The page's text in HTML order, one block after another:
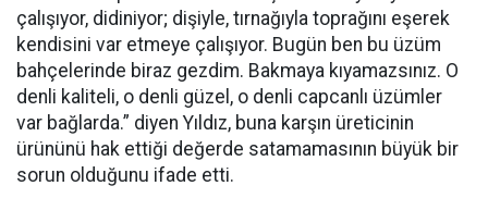
çalışıyor, didiniyor; dişiyle, tırnağıyla toprağını eşerek
kendisini var etmeye çalışıyor. Bugün ben bu üzüm
bahçelerinde biraz gezdim. Bakmaya kıyamazsınız. O
denli kaliteli, o denli güzel, o denli capcanlı üzümler
var bağlarda.” diyen Yıldız, buna karşın üreticinin
ürününü hak ettiği değerde satamamasının büyük bir
sorun olduğunu ifade etti.